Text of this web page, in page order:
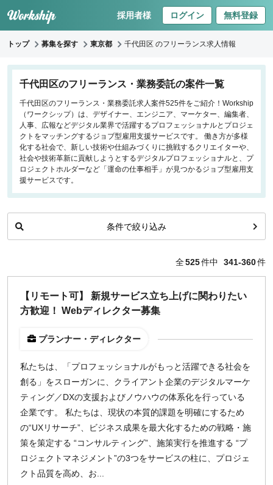
採用者様 ログイン 無料登録
トップ 募集を探す 東京都 千代田区 のフリーランス求人情報
千代田区のフリーランス・業務委託の案件一覧
千代田区のフリーランス・業務委託求人案件525件をご紹介！Workship
（ワークシップ）は、デザイナー、エンジニア、マーケター、編集者、
人事、広報などデジタル業界で活躍するプロフェッショナルとプロジェ
クトをマッチングするジョブ型雇用支援サービスです。 働き方が多様
化する社会で、新しい技術や仕組みづくりに挑戦するクリエイターや、
社会や技術革新に貢献しようとするデジタルプロフェッショナルと、プ
ロジェクトホルダーなど「運命の仕事相手」が見つかるジョブ型雇用支
援サービスです。
条件で絞り込み
キーワードで探す
職種
フロントエンドエンジニア
バックエンドエンジニア
インフラエンジニア
iOS/Androidアプリエンジニア
データサイエンティスト
出社希望
新規事業
スタートアップ
土日週末OK
稼働時間
全525件中 341-360件
【リモート可】 新規サービス立ち上げに関わりたい
方歓迎！ Webディレクター募集
プランナー・ディレクター
私たちは、「プロフェッショナルがもっと活躍できる社会を
創る」をスローガンに、クライアント企業のデジタルマーケ
ティング／DXの支援およびノウハウの体系化を行っている
企業です。 私たちは、現状の本質的課題を明確にするため
の“UXリサーチ”、ビジネス成果を最大化するための戦略・施
策を策定する “コンサルティング”、施策実行を推進する “プ
ロジェクトマネジメント”の3つをサービスの柱に、プロジェ
クト品質を高め、お...